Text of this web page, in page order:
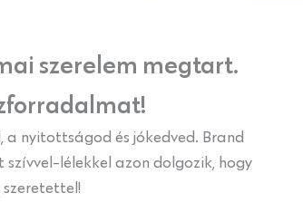
szerelem megtart.
nyitottságod és jókedved. Brand
szívvel-lélekkel azon dolgozik, hogy